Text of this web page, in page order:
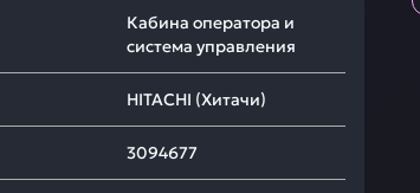
Кабина оператора и
система управления
HITACHI (Хитачи)
3094677